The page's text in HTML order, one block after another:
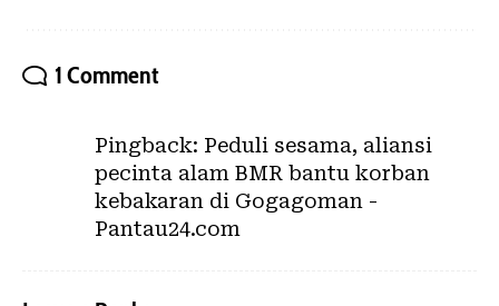
1 Comment
Pingback: Peduli sesama, aliansi
pecinta alam BMR bantu korban
kebakaran di Gogagoman -
Pantau24.com